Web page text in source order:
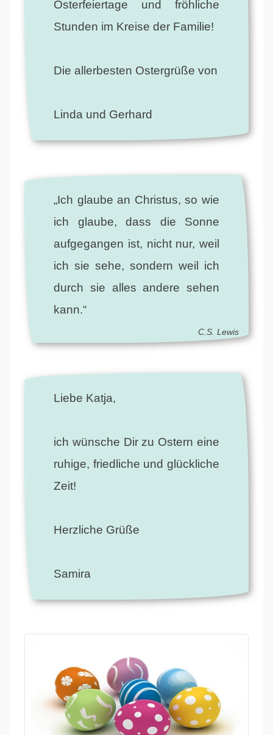
Osterfeiertage und fröhliche
Stunden im Kreise der Familie!
Die allerbesten Ostergrüße von
Linda und Gerhard
„Ich glaube an Christus, so wie
ich glaube, dass die Sonne
aufgegangen ist, nicht nur, weil
ich sie sehe, sondern weil ich
durch sie alles andere sehen
kann.“
C.S. Lewis
Liebe Katja,
ich wünsche Dir zu Ostern eine
ruhige, friedliche und glückliche
Zeit!
Herzliche Grüße
Samira